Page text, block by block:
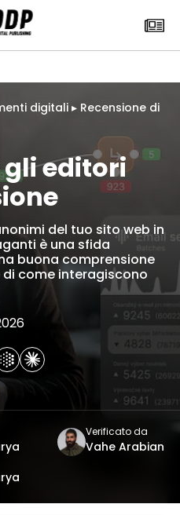
digitali ▸ Recensione di
gli editori
del tuo sito web in
è una sfida
buona comprensione
come interagiscono
Verificato da
Vahe Arabian